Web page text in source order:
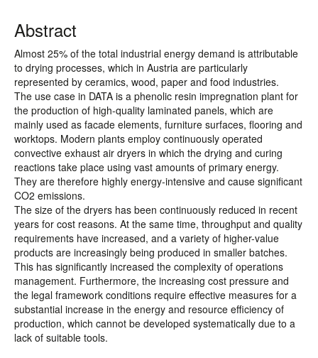
Abstract
Almost 25% of the total industrial energy demand is attributable
to drying processes, which in Austria are particularly
represented by ceramics, wood, paper and food industries.
The use case in DATA is a phenolic resin impregnation plant for
the production of high-quality laminated panels, which are
mainly used as facade elements, furniture surfaces, flooring and
worktops. Modern plants employ continuously operated
convective exhaust air dryers in which the drying and curing
reactions take place using vast amounts of primary energy.
They are therefore highly energy-intensive and cause significant
CO2 emissions.
The size of the dryers has been continuously reduced in recent
years for cost reasons. At the same time, throughput and quality
requirements have increased, and a variety of higher-value
products are increasingly being produced in smaller batches.
This has significantly increased the complexity of operations
management. Furthermore, the increasing cost pressure and
the legal framework conditions require effective measures for a
substantial increase in the energy and resource efficiency of
production, which cannot be developed systematically due to a
lack of suitable tools.